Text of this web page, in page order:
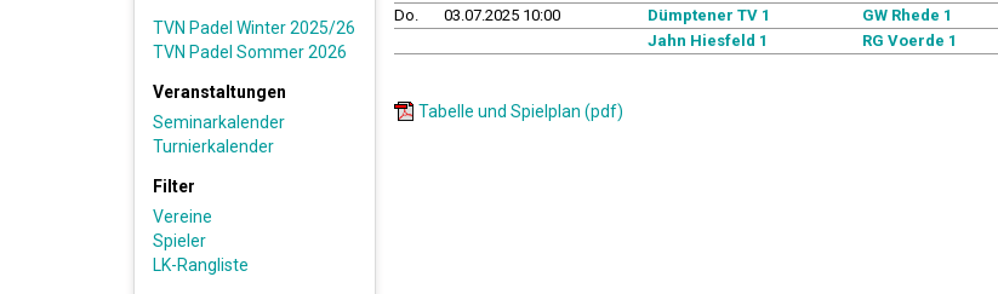
TVN Padel Winter 2025/26
TVN Padel Sommer 2026
Veranstaltungen
Seminarkalender
Turnierkalender
Filter
Vereine
Spieler
LK-Rangliste
Do.
03.07.2025 10:00 Dümptener TV 1 GW Rhede 1
Jahn Hiesfeld 1
RG Voerde 1
Tabelle und Spielplan (pdf)